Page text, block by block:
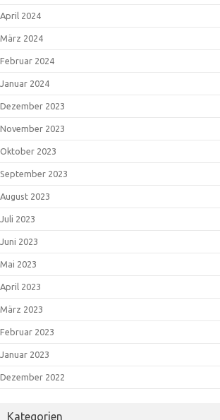
April 2024
März 2024
Februar 2024
Januar 2024
Dezember 2023
November 2023
Oktober 2023
September 2023
August 2023
Juli 2023
Juni 2023
Mai 2023
April 2023
März 2023
Februar 2023
Januar 2023
Dezember 2022
Kategorien